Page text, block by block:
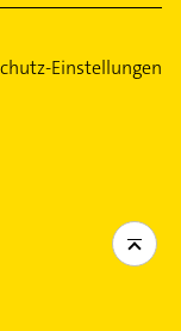
Einstellungen